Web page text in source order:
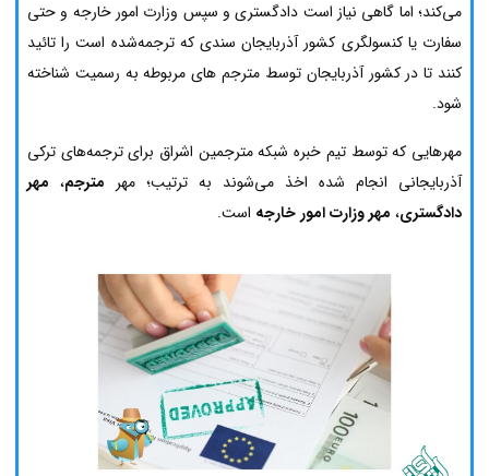
می‌کند؛ اما گاهی نیاز است دادگستری و سپس وزارت امور خارجه و حتی
سفارت یا کنسولگری کشور آذربایجان سندی که ترجمه‌شده است را تائید
کنند تا در کشور آذربایجان توسط مترجم های مربوطه به رسمیت شناخته
شود.
مهرهایی که توسط تیم خبره شبکه مترجمین اشراق برای ترجمه‌های ترکی
آذربایجانی انجام شده اخذ می‌شوند به ترتیب؛ مهر مترجم، مهر
دادگستری، مهر وزارت امور خارجه است.